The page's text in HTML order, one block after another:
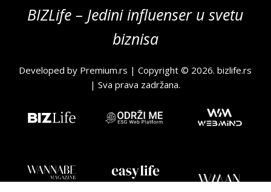
BIZLife – Jedini influenser u svetu
biznisa
Developed by Premium.rs | Copyright © 2026.bizlife.rs
| Sva prava zadržana.